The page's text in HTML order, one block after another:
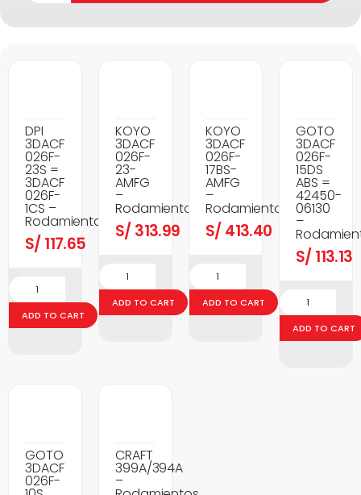
DPI
3DACF
026F-
23S =
3DACF
026F-
1CS –
Rodamientos
S/ 117.65
ADD TO CART
KOYO
3DACF
026F-
23-
AMFG
–
Rodamientos
S/ 313.99
ADD TO CART
KOYO
3DACF
026F-
17BS-
AMFG
–
Rodamientos
S/ 413.40
ADD TO CART
GOTO
3DACF
026F-
15DS
ABS =
42450-
06130
–
S/ 113.13
ADD TO CART
GOTO
3DACF
026F-
CRAFT
399A/394A
–